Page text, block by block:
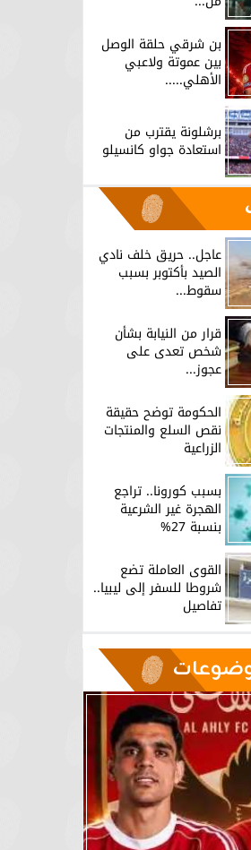
بن شرقي حلقة الوصل
بين عموتة ولاعبي
الأهلي.....
برشلونة يقترب من
استعادة جواو كانسيلو
عاجل.. حريق خلف نادي
الصيد بأكتوبر بسبب
سقوط...
قرار من النيابة بشأن
شخص تعدى على
عجوز...
الحكومة توضح حقيقة
نقص السلع والمنتجات
الزراعية
بسبب كورونا.. تراجع
الهجرة غير الشرعية
بنسبة 27%
القوى العاملة تضع
شروطا للسفر إلى ليبيا..
تفاصيل